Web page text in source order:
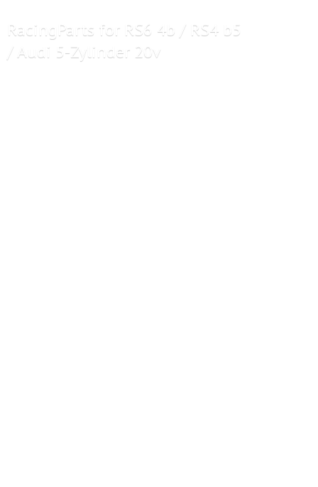
RacingParts for RS6 4b / RS4 b5
/ Audi 5-Zylinder 20v